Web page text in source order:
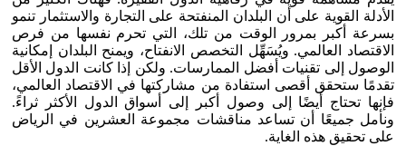
الأدلة القوية على أن البلدان المنفتحة على التجارة والاستثمار تنمو
بسرعة أكبر بمرور الوقت من تلك، التي تحرم نفسها من فرص
الاقتصاد العالمي. ويُسَهِّل التخصص الانفتاح، ويمنح البلدان إمكانية
الوصول إلى تقنيات أفضل الممارسات. ولكن إذا كانت الدول الأقل
تقدمًا ستحقق أقصى استفادة من مشاركتها في الاقتصاد العالمي،
فإنها تحتاج أيضًا إلى وصول أكبر إلى أسواق الدول الأكثر ثراءً.
ونأمل جميعًا أن تساعد مناقشات مجموعة العشرين في الرياض
على تحقيق هذه الغاية.